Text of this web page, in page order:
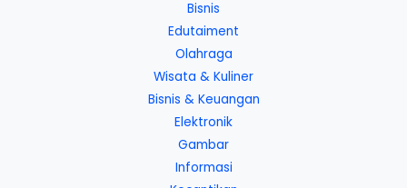
Bisnis
Edutaiment
Olahraga
Wisata & Kuliner
Bisnis & Keuangan
Elektronik
Gambar
Informasi